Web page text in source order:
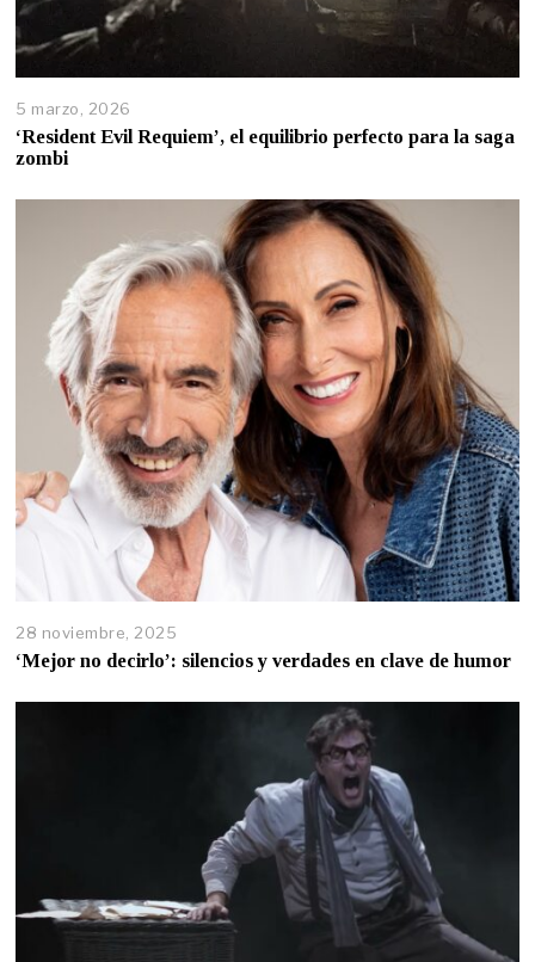
5 marzo, 2026
‘Resident Evil Requiem’, el equilibrio perfecto para la saga
zombi
28 noviembre, 2025
‘Mejor no decirlo’: silencios y verdades en clave de humor